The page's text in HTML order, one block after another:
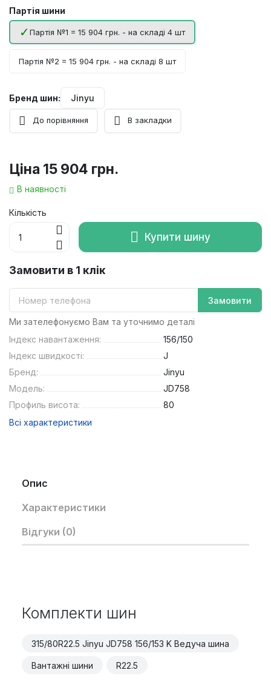
Партія шини
Партія №1 = 15 904 грн. - на складі 4 шт
Партія №2 = 15 904 грн. - на складі 8 шт
Бренд шин: Jinyu
До порівняння В закладки
Ціна 15 904 грн.
В наявності
Кількість
Купити шину
Замовити в 1 клік
Замовити
Ми зателефонуємо Вам та уточнимо деталі
Індекс навантаження:
156/150
Індекс швидкості:
J
Бренд:
Jinyu
Модель:
JD758
Профиль висота:
80
Всі характеристики
Опис
Характеристики
Відгуки (0)
Комплекти шин
315/80R22.5 Jinyu JD758 156/153 K Ведуча шина
Вантажні шини R22.5